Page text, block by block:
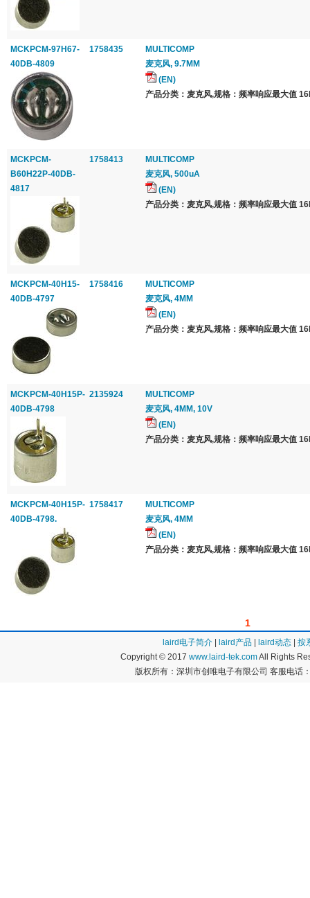
MCKPCM-97H67-
40DB-4809
1758435
MULTICOMP
麦克风, 9.7MM
(EN)
产品分类：麦克风,规格：频率响应最大值
MCKPCM-
B60H22P-40DB-
4817
1758413
MULTICOMP
麦克风, 500uA
(EN)
产品分类：麦克风,规格：频率响应最大值
MCKPCM-40H15-
40DB-4797
1758416
MULTICOMP
麦克风, 4MM
(EN)
产品分类：麦克风,规格：频率响应最大值
MCKPCM-40H15P-
40DB-4798
2135924
MULTICOMP
麦克风, 4MM, 10V
(EN)
产品分类：麦克风,规格：频率响应最大值
MCKPCM-40H15P-
40DB-4798.
1758417
MULTICOMP
麦克风, 4MM
(EN)
产品分类：麦克风,规格：频率响应最大值
1
laird电子简介 laird产品 laird动态
按
Copyright © 2017 www.laird-tek.comAll Rights
版权所有：深圳市创唯电子有限公司 客服电话